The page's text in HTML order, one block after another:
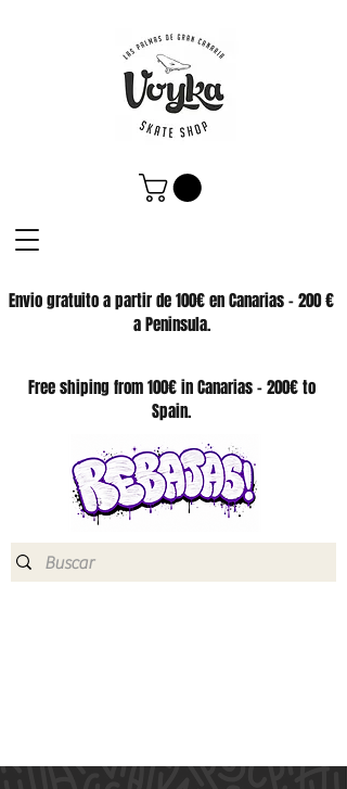
Envio gratuito a partir de 100€ en Canarias - 200 €
a Peninsula.
SKATE SHOP
Free shiping from 100€ in Canarias - 200€ to
Spain.